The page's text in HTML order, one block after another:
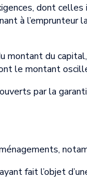
dont
à l’emprunteur
montant du
le montant
par la
fait l’objet